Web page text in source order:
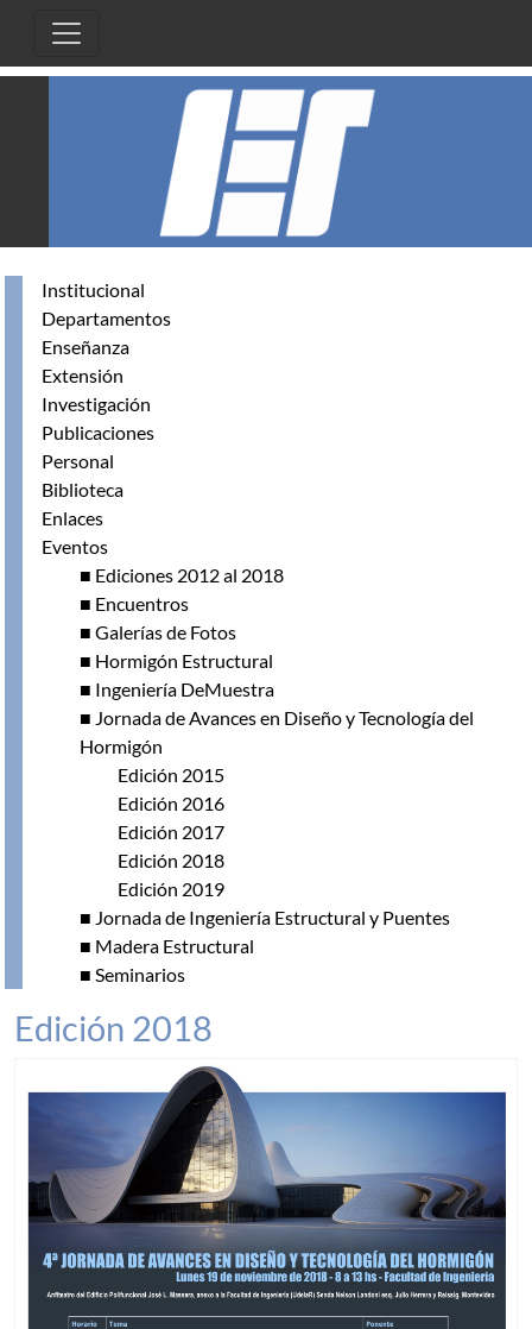
Institucional
Departamentos
Enseñanza
Extensión
Investigación
Publicaciones
Personal
Biblioteca
Enlaces
Eventos
■ Ediciones 2012 al 2018
■ Encuentros
■ Galerías de Fotos
■ Hormigón Estructural
■ Ingeniería DeMuestra
■ Jornada de Avances en Diseño y Tecnología del
Hormigón
Edición 2015
Edición 2016
Edición 2017
Edición 2018
Edición 2019
■ Jornada de Ingeniería Estructural y Puentes
■ Madera Estructural
■ Seminarios
Edición 2018